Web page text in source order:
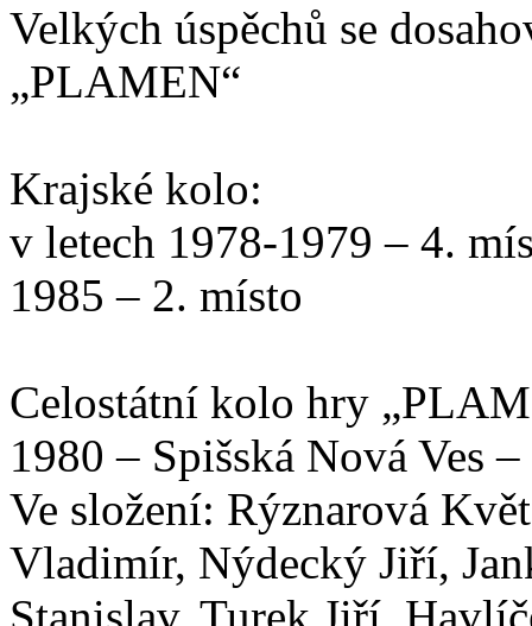
Velkých úspěchů se
„PLAMEN“
Krajské kolo:
v letech 1978-1979 – 4.
1985 – 2. místo
Celostátní kolo hry
1980 – Spišská Nová Ves
Ve složení: Rýznarová
Vladimír, Nýdecký Jiří,
Stanislav, Turek Jiří,